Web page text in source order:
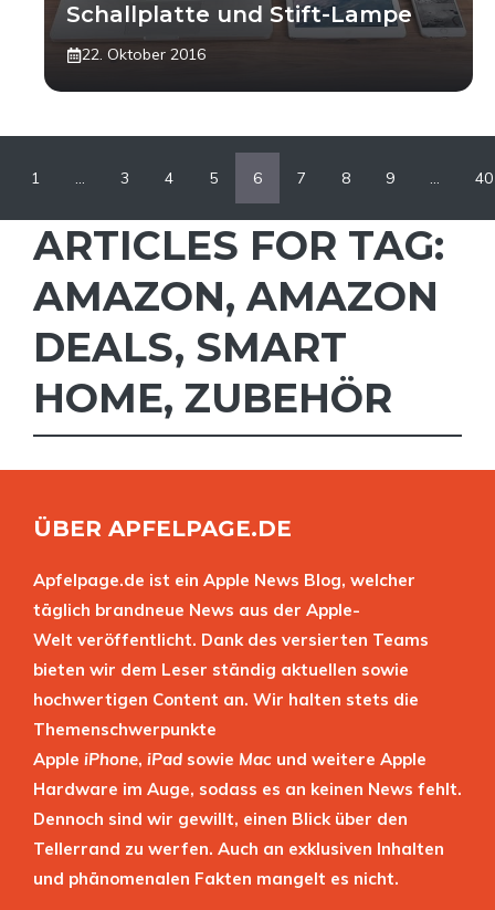
Schallplatte und Stift-Lampe
22. Oktober 2016
1 … 3 4 5 6 7 8 9 … 40
ARTICLES FOR TAG:
AMAZON,AMAZON
DEALS, SMART
HOME, ZUBEHÖR
ÜBER APFELPAGE.DE
Apfelpage.de ist ein Apple News Blog, welcher
täglich brandneue News aus der Apple-
Welt veröffentlicht. Dank des versierten Teams
bieten wir dem Leser ständig aktuellen sowie
hochwertigen Content an. Wir halten stets die
Themenschwerpunkte
Apple iPhone, iPad sowie Mac und weitere Apple
Hardware im Auge, sodass es an keinen News fehlt.
Dennoch sind wir gewillt, einen Blick über den
Tellerrand zu werfen. Auch an exklusiven Inhalten
und phänomenalen Fakten mangelt es nicht.